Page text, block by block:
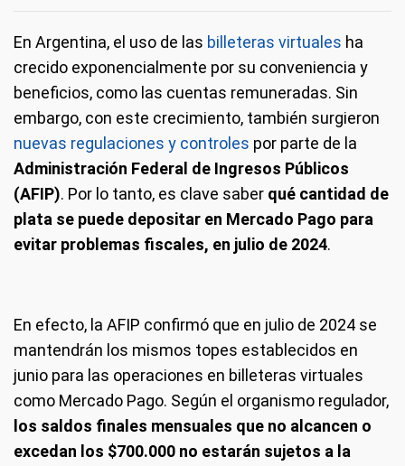
En Argentina, el uso de las billeteras virtuales ha
crecido exponencialmente por su conveniencia y
beneficios, como las cuentas remuneradas. Sin
embargo, con este crecimiento, también surgieron
nuevas regulaciones y controles por parte de la
Administración Federal de Ingresos Públicos
(AFIP). Por lo tanto, es clave saber qué cantidad de
plata se puede depositar en Mercado Pago para
evitar problemas fiscales, en julio de 2024.
En efecto, la AFIP confirmó que en julio de 2024 se
mantendrán los mismos topes establecidos en
junio para las operaciones en billeteras virtuales
como Mercado Pago. Según el organismo regulador,
los saldos finales mensuales que no alcancen o
excedan los $700.000 no estarán sujetos a la